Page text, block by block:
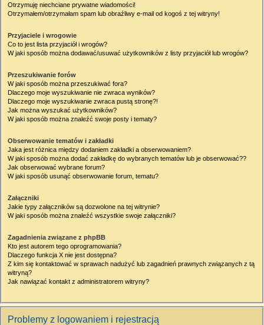
Otrzymuję niechciane prywatne wiadomości!
Otrzymałem/otrzymałam spam lub obraźliwy e-mail od kogoś z tej witryny!
Przyjaciele i wrogowie
Co to jest lista przyjaciół i wrogów?
W jaki sposób można dodawać/usuwać użytkowników z listy przyjaciół lub wrogów?
Przeszukiwanie forów
W jaki sposób można przeszukiwać fora?
Dlaczego moje wyszukiwanie nie zwraca wyników?
Dlaczego moje wyszukiwanie zwraca pustą stronę?!
Jak można wyszukać użytkowników?
W jaki sposób można znaleźć swoje posty i tematy?
Obserwowanie tematów i zakładki
Jaka jest różnica między dodaniem zakładki a obserwowaniem?
W jaki sposób można dodać zakładkę do wybranych tematów lub je obserwować??
Jak obserwować wybrane forum?
W jaki sposób usunąć obserwowanie forum, tematu?
Załączniki
Jakie typy załączników są dozwolone na tej witrynie?
W jaki sposób można znaleźć wszystkie swoje załączniki?
Zagadnienia związane z phpBB
Kto jest autorem tego oprogramowania?
Dlaczego funkcja X nie jest dostępna?
Z kim się kontaktować w sprawach nadużyć lub zagadnień prawnych związanych z tą
witryną?
Jak nawiązać kontakt z administratorem witryny?
Problemy z logowaniem i rejestracją